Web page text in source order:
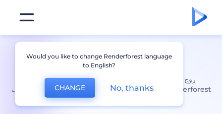
نماذجلافتاتاحترافية
روج لعلامتك التجارية باستخدام نماذج اللافتات والإعلانات من
Renderforest. ابدأ تنفيذ سيناريوهات واقعية كي تعرض لعملائك كيف
ستبدو إعلاناتهم عند طباعتها.
Would you like to change Renderforest language
to English?
CHANGE No, thanks